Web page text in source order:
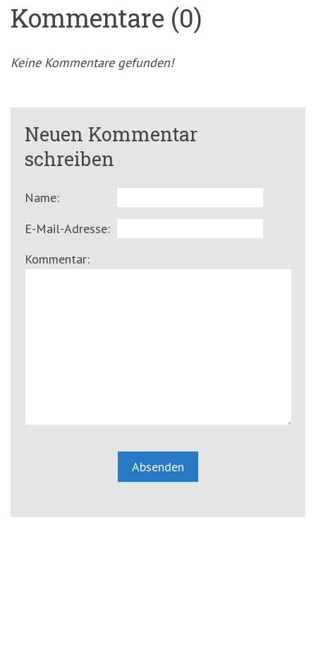
Kommentare (0)
Keine Kommentare gefunden!
Neuen Kommentar
schreiben
Name:
E-Mail-Adresse:
Kommentar: